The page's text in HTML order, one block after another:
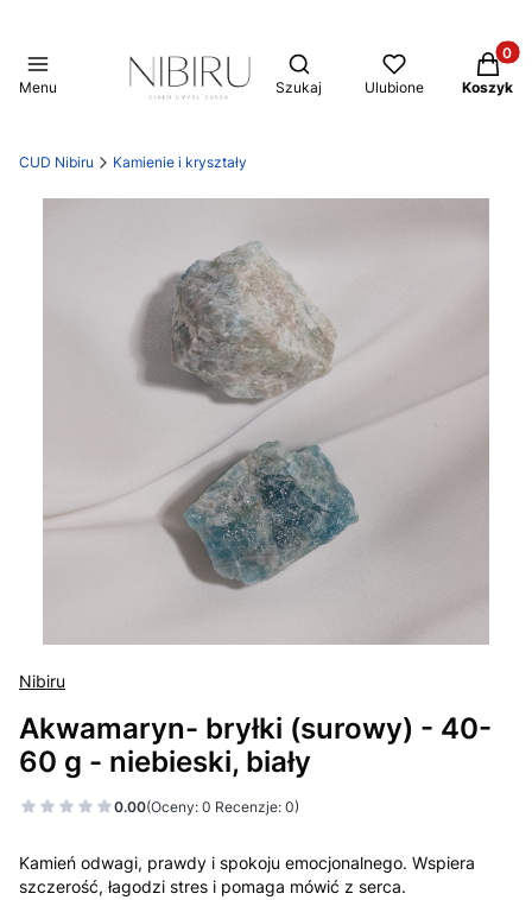
Menu
Otwórz wyszukiwarkę
Szukaj Ulubione Koszyk
CUD Nibiru Kamienie i kryształy
Nibiru
Akwamaryn- bryłki (surowy) - 40-
60 g - niebieski, biały
0.00(Oceny: 0 Recenzje: 0)
Kamień odwagi, prawdy i spokoju emocjonalnego. Wspiera
szczerość, łagodzi stres i pomaga mówić z serca.